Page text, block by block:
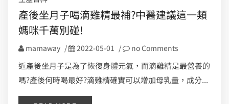
產後坐月子喝滴雞精最補?中醫建議這一類
媽咪千萬別碰!
mamaway / 2022-05-01 / no Comments
近產後坐月子是為了恢復身體元氣，而滴雞精是最營養的
嗎?產後何時喝最好?滴雞精確實可以增加母乳量，成分...